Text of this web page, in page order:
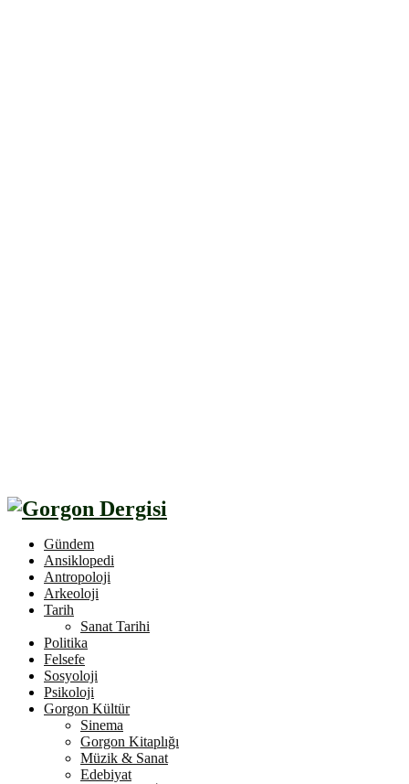
Gündem
Ansiklopedi
Antropoloji
Arkeoloji
Tarih
Sanat Tarihi
Politika
Felsefe
Sosyoloji
Psikoloji
Gorgon Kültür
Sinema
Gorgon Kitaplığı
Müzik & Sanat
Edebiyat